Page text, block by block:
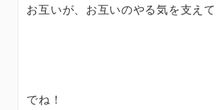
お互いが、お互いのやる気を支えて
でね！